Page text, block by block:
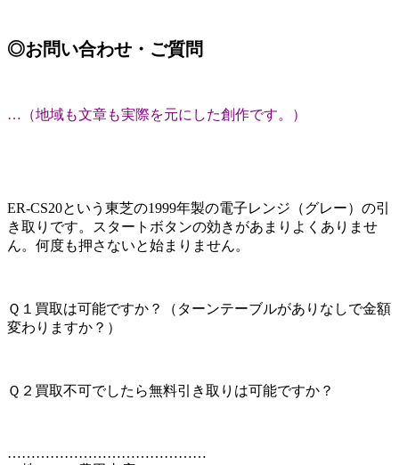
◎お問い合わせ・ご質問
…（地域も文章も実際を元にした創作です。）
ER-CS20という東芝の1999年製の電子レンジ（グレー）の引
き取りです。スタートボタンの効きがあまりよくありませ
ん。何度も押さないと始まりません。
Ｑ１買取は可能ですか？（ターンテーブルがありなしで金額
変わりますか？）
Ｑ２買取不可でしたら無料引き取りは可能ですか？
……………………………………